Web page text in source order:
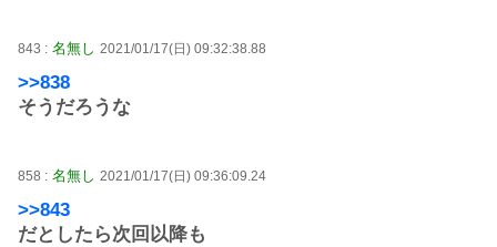
843 : 名無し 2021/01/17(日) 09:32:38.88
>>838
そうだろうな
858 : 名無し 2021/01/17(日) 09:36:09.24
>>843
だとしたら次回以降も